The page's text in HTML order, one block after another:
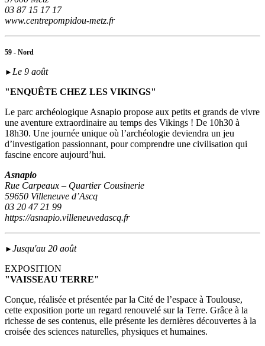
03 87 15 17 17
www.centrepompidou-metz.fr
59 - Nord
► Le 9 août
"ENQUÊTE CHEZ LES VIKINGS"
Le parc archéologique Asnapio propose aux petits et grands de vivre
une aventure extraordinaire au temps des Vikings ! De 10h30 à
18h30. Une journée unique où l’archéologie deviendra un jeu
d’investigation passionnant, pour comprendre une civilisation qui
fascine encore aujourd’hui.
Asnapio
Rue Carpeaux – Quartier Cousinerie
59650 Villeneuve d’Ascq
03 20 47 21 99
https://asnapio.villeneuvedascq.fr
► Jusqu'au 20 août
EXPOSITION
"VAISSEAU TERRE"
Conçue, réalisée et présentée par la Cité de l’espace à Toulouse,
cette exposition porte un regard renouvelé sur la Terre. Grâce à la
richesse de ses contenus, elle présente les dernières découvertes à la
croisée des sciences naturelles, physiques et humaines.